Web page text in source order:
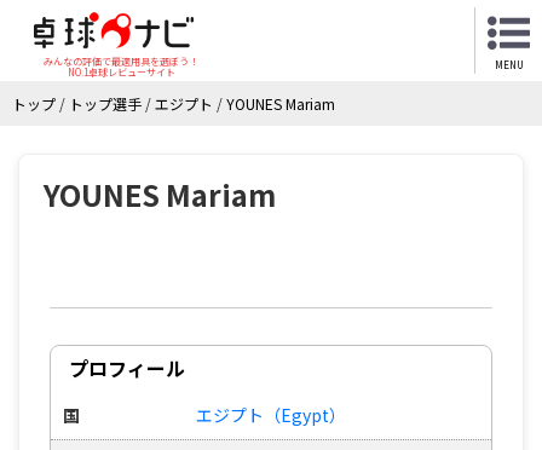
みんなの評価で最適用具を選ぼう！
NO.1卓球レビューサイト
MENU
トップ / トップ選手 /エジプト /YOUNES Mariam
YOUNES Mariam
プロフィール
国 エジプト（Egypt）